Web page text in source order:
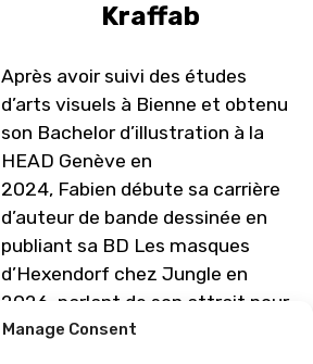
Manage Consent
Kraffab
Après avoir suivi des études
d’arts visuels à Bienne et obtenu
son Bachelor d’illustration à la
HEAD Genève en
2024, Fabien débute sa carrière
d’auteur de bande dessinée en
publiant sa BD Les masques
d’Hexendorf chez Jungle en
2026, parlant de son attrait pour
le folklore Suisse et travaille